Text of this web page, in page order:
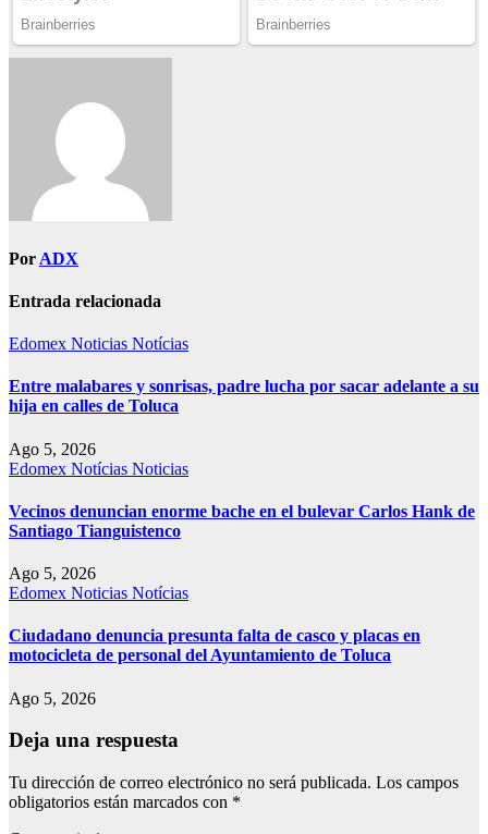
Por ADX
Entrada relacionada
Edomex Noticias Notícias
Entre malabares y sonrisas, padre lucha por sacar adelante a su
hija en calles de Toluca
Ago 5, 2026
Edomex Notícias Noticias
Vecinos denuncian enorme bache en el bulevar Carlos Hank de
Santiago Tianguistenco
Ago 5, 2026
Edomex Noticias Notícias
Ciudadano denuncia presunta falta de casco y placas en
motocicleta de personal del Ayuntamiento de Toluca
Ago 5, 2026
Deja una respuesta
Tu dirección de correo electrónico no será publicada. Los campos
obligatorios están marcados con *